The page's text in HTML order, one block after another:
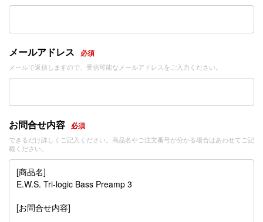
メールアドレス 必須
メールで返信しますので、受信可能なメールアドレスをご入力ください。
お問合せ内容 必須
できるだけ詳しくご記入ください。商品名やご注文番号が分かる場合はあわせてご記
載ください。